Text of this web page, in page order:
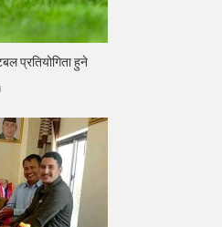
प्रतियोगिता हुने